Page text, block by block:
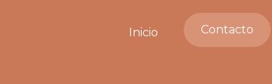
Inicio Contacto